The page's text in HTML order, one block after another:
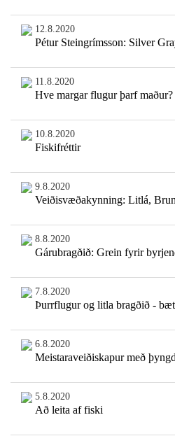
12.8.2020
Pétur Steingrímsson: Silver
11.8.2020
Hve margar flugur þarf maður?
10.8.2020
Fiskifréttir
9.8.2020
Veiðisvæðakynning: Litlá,
8.8.2020
Gárubragðið: Grein fyrir
7.8.2020
Þurrflugur og litla bragðið -
6.8.2020
Meistaraveiðiskapur með
5.8.2020
Að leita af fiski